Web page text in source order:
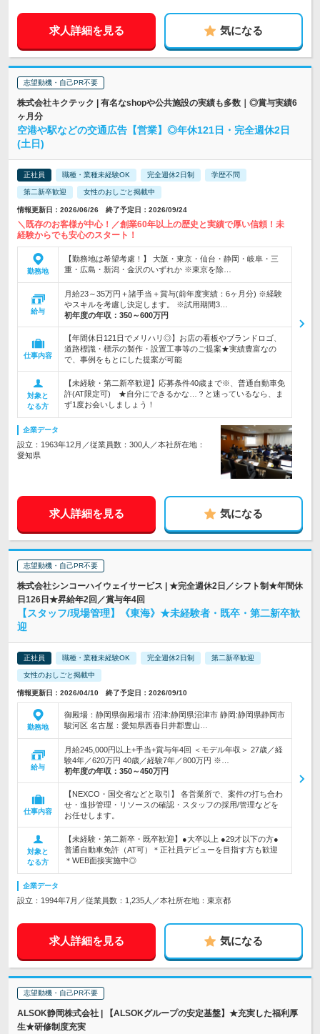
求人詳細を見る 気になる
志望動機・自己PR不要
株式会社キクテック | 有名なshopや公共施設の実績も多数｜◎賞与実績6
ヶ月分
空港や駅などの交通広告【営業】◎年休121日・完全週休2日
(土日)
正社員 職種・業種未経験OK 完全週休2日制 学歴不問
第二新卒歓迎 女性のおしごと掲載中
情報更新日：2026/06/26 終了予定日：2026/09/24
＼既存のお客様が中心！／創業60年以上の歴史と実績で厚い信頼！未
経験からでも安心のスタート！
勤務地
【勤務地は希望考慮！】 大阪・東京・仙台・静岡・岐阜・三
重・広島・新潟・金沢のいずれか ※東京を除…
給与
月給23～35万円＋諸手当＋賞与(前年度実績：6ヶ月分) ※経験
やスキルを考慮し決定します。 ※試用期間3…
初年度の年収： 350～600万円
仕事内容
【年間休日121日でメリハリ◎】お店の看板やブランドロゴ、
道路標識・標示の製作・設置工事等のご提案★実績豊富なの
で、事例をもとにした提案が可能
対象と
なる方
【未経験・第二新卒歓迎】応募条件40歳まで※、普通自動車免
許(AT限定可) ★自分にできるかな…？と迷っているなら、ま
ず1度お会いしましょう！
企業データ
設立：1963年12月／従業員数：300人／本社所在地：
愛知県
求人詳細を見る 気になる
志望動機・自己PR不要
株式会社シンコーハイウェイサービス | ★完全週休2日／シフト制★年間休
日126日★昇給年2回／賞与年4回
【スタッフ/現場管理】《東海》★未経験者・既卒・第二新卒歓
迎
正社員 職種・業種未経験OK 完全週休2日制 第二新卒歓迎
女性のおしごと掲載中
情報更新日：2026/04/10 終了予定日：2026/09/10
勤務地
御殿場：静岡県御殿場市 沼津:静岡県沼津市 静岡:静岡県静岡市
駿河区 名古屋：愛知県西春日井郡豊山…
給与
月給245,000円以上+手当+賞与年4回 ＜モデル年収＞ 27歳／経
験4年／620万円 40歳／経験7年／800万円 ※…
初年度の年収： 350～450万円
仕事内容
【NEXCO・国交省などと取引】 各営業所で、案件の打ち合わ
せ・進捗管理・リソースの確認・スタッフの採用/管理などを
お任せします。
対象と
なる方
【未経験・第二新卒・既卒歓迎】●大卒以上 ●29才以下の方●
普通自動車免許（AT可）＊正社員デビューを目指す方も歓迎
＊WEB面接実施中◎
企業データ
設立：1994年7月／従業員数：1,235人／本社所在地：東京都
求人詳細を見る 気になる
志望動機・自己PR不要
ALSOK静岡株式会社 | 【ALSOKグループの安定基盤】★充実した福利厚
生★研修制度充実